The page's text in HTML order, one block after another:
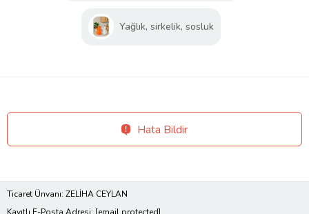
Yağlık, sirkelik, sosluk
Hata Bildir
Ticaret Ünvanı: ZELİHA CEYLAN